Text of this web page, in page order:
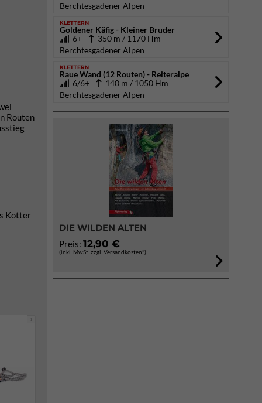
Routen
Kotter
i
Berchtesgadener Alpen
KLETTERN
Goldener Käfig - Kleiner Bruder
6+
350 m / 1170 Hm
Berchtesgadener Alpen
KLETTERN
Raue Wand (12 Routen) - Reiteralpe
6/6+
140 m / 1050 Hm
Berchtesgadener Alpen
DIE WILDEN ALTEN
Preis: 12,90 €
(inkl. MwSt. zzgl. Versandkosten*)